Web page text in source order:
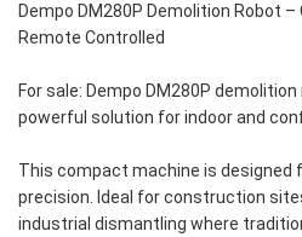
Dempo DM280P Demolition Robot
Remote Controlled
For sale: Dempo DM280P
powerful solution for indoor and
This compact machine is designed
precision. Ideal for construction
industrial dismantling where